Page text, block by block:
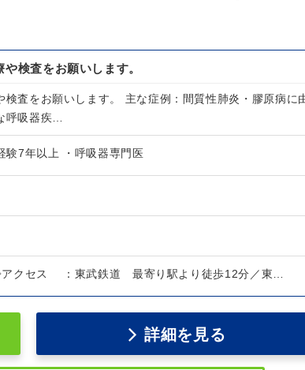
検査をお願いします。
検査をお願いします。 主な症例：間質性肺炎・膠原病に
呼吸器疾…
験7年以上 ・呼吸器専門医
セス ：東武鉄道 最寄り駅より徒歩12分／東…
詳細を見る